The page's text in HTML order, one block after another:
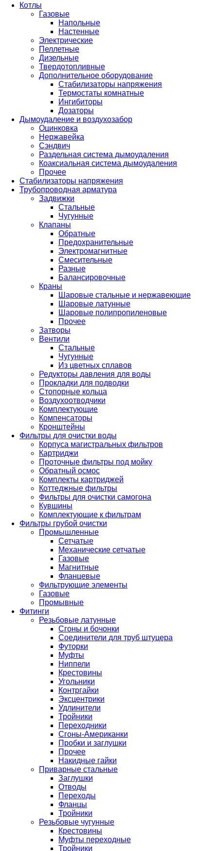
Котлы
Газовые
Напольные
Настенные
Электрические
Пеллетные
Дизельные
Твердотопливные
Дополнительное оборудование
Стабилизаторы напряжения
Термостаты комнатные
Ингибиторы
Дозаторы
Дымоудаление и воздухозабор
Оцинковка
Нержавейка
Сэндвич
Раздельная система дымоудаления
Коаксиальная система дымоудаления
Прочее
Стабилизаторы напряжения
Трубопроводная арматура
Задвижки
Стальные
Чугунные
Клапаны
Обратные
Предохранительные
Электромагнитные
Смесительные
Разные
Балансировочные
Краны
Шаровые стальные и нержавеющие
Шаровые латунные
Шаровые полипропиленовые
Прочее
Затворы
Вентили
Стальные
Чугунные
Из цветных сплавов
Редукторы давления для воды
Прокладки для подводки
Стопорные кольца
Воздухоотводчики
Комплектующие
Компенсаторы
Кронштейны
Фильтры для очистки воды
Корпуса магистральных фильтров
Картриджи
Проточные фильтры под мойку
Обратный осмос
Комплекты картриджей
Коттеджные фильтры
Фильтры для очистки самогона
Кувшины
Комплектующие к фильтрам
Фильтры грубой очистки
Промышленные
Сетчатые
Механические сетчатые
Газовые
Магнитные
Фланцевые
Фильтрующие элементы
Газовые
Промывные
Фитинги
Резьбовые латунные
Сгоны и бочонки
Соединители для труб штуцера
Футорки
Муфты
Ниппели
Крестовины
Угольники
Контргайки
Эксцентрики
Удлинители
Тройники
Переходники
Сгоны-Американки
Пробки и заглушки
Прочее
Накидные гайки
Приварные стальные
Заглушки
Отводы
Переходы
Фланцы
Тройники
Резьбовые чугунные
Крестовины
Муфты переходные
Тройники